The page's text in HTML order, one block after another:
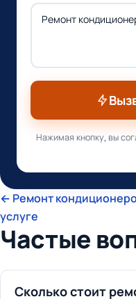
Нажимая кнопку, вы
← Ремонт
услуге
Частые
Сколько стоит